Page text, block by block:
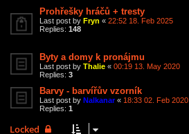
Prohřešky hráčů + tresty
Last post by Fryn « 22:52 18. Feb 2025
Replies: 148
Byty a domy k pronájmu
Last post by Thalie « 00:19 13. May 2020
Replies: 3
Barvy - barvířův vzorník
Last post by Nalkanar« 18:33 02. Feb 2020
Replies: 1
Locked